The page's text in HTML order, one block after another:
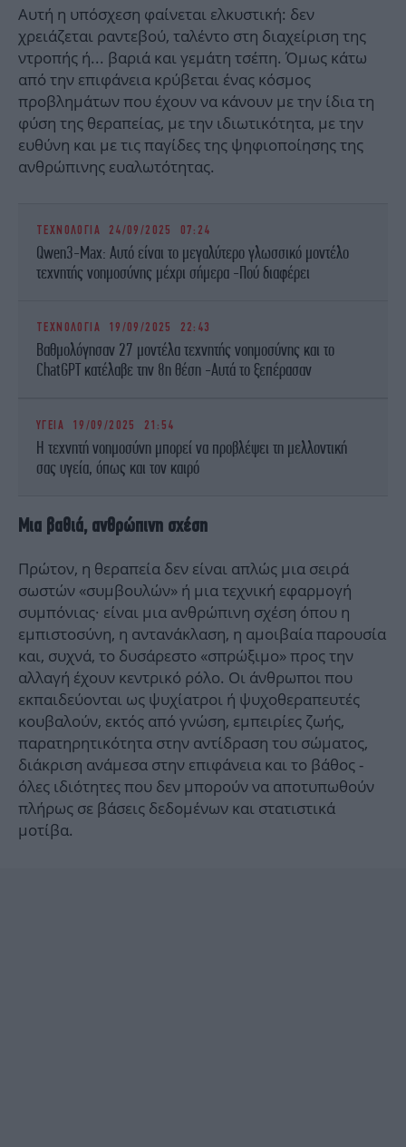
Αυτή η υπόσχεση φαίνεται ελκυστική: δεν
χρειάζεται ραντεβού, ταλέντο στη διαχείριση της
ντροπής ή... βαριά και γεμάτη τσέπη. Όμως κάτω
από την επιφάνεια κρύβεται ένας κόσμος
προβλημάτων που έχουν να κάνουν με την ίδια τη
φύση της θεραπείας, με την ιδιωτικότητα, με την
ευθύνη και με τις παγίδες της ψηφιοποίησης της
ανθρώπινης ευαλωτότητας.
ΤΕΧΝΟΛΟΓΙΑ 24/09/2025 07:24
Qwen3-Max: Αυτό είναι το μεγαλύτερο γλωσσικό μοντέλο
τεχνητής νοημοσύνης μέχρι σήμερα -Πού διαφέρει
ΤΕΧΝΟΛΟΓΙΑ 19/09/2025 22:43
Βαθμολόγησαν 27 μοντέλα τεχνητής νοημοσύνης και το
ChatGPT κατέλαβε την 8η θέση -Αυτά το ξεπέρασαν
ΥΓΕΙΑ 19/09/2025 21:54
Η τεχνητή νοημοσύνη μπορεί να προβλέψει τη μελλοντική
σας υγεία, όπως και τον καιρό
Μια βαθιά, ανθρώπινη σχέση
Πρώτον, η θεραπεία δεν είναι απλώς μια σειρά
σωστών «συμβουλών» ή μια τεχνική εφαρμογή
συμπόνιας· είναι μια ανθρώπινη σχέση όπου η
εμπιστοσύνη, η αντανάκλαση, η αμοιβαία παρουσία
και, συχνά, το δυσάρεστο «σπρώξιμο» προς την
αλλαγή έχουν κεντρικό ρόλο. Οι άνθρωποι που
εκπαιδεύονται ως ψυχίατροι ή ψυχοθεραπευτές
κουβαλούν, εκτός από γνώση, εμπειρίες ζωής,
παρατηρητικότητα στην αντίδραση του σώματος,
διάκριση ανάμεσα στην επιφάνεια και το βάθος -
όλες ιδιότητες που δεν μπορούν να αποτυπωθούν
πλήρως σε βάσεις δεδομένων και στατιστικά
μοτίβα.